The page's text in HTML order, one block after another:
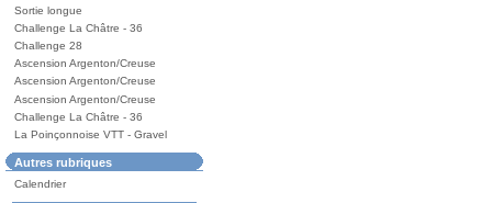
Sortie longue
Challenge La Châtre - 36
Challenge 28
Ascension Argenton/Creuse
Ascension Argenton/Creuse
Ascension Argenton/Creuse
Challenge La Châtre - 36
La Poinçonnoise VTT - Gravel
Autres rubriques
Calendrier